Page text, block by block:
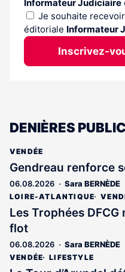
Informateur Judiciaire
Je souhaite
éditoriale Informateur
Inscrivez-
DENIÈRES
VENDÉE
Gendreau renforce
06.08.2026 Sara BERNÈDE
LOIRE-ATLANTIQUE
Les Trophées
flot
06.08.2026 Sara BERNÈDE
VENDÉE LIFESTYLE